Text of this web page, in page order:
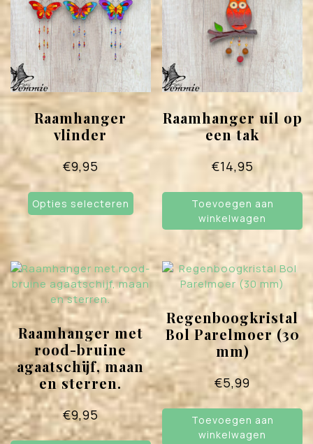
Raamhanger
vlinder
€9,95
Opties selecteren
heeft
meerdere
variaties.
Deze
optie
kan
gekozen
worden
op
de
productpagina
Raamhanger uil op
een tak
€14,95
Toevoegen aan
winkelwagen
Raamhanger met
rood-bruine
agaatschijf, maan
en sterren.
€9,95
Regenboogkristal
Bol Parelmoer (30
mm)
€5,99
Toevoegen aan
winkelwagen